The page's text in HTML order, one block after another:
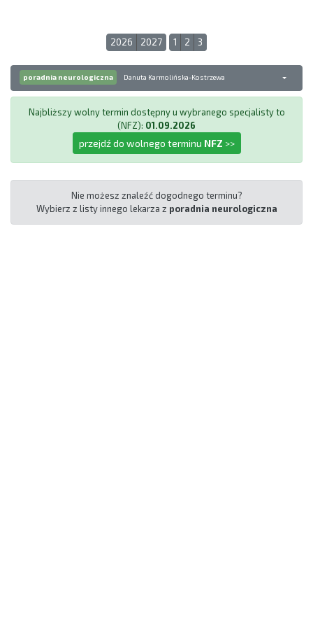
2026 2027 1 2 3
poradnia neurologiczna Danuta Karmolińska-Kostrzewa
Najbliższy wolny termin dostępny u wybranego specjalisty to
(NFZ): 01.09.2026
przejdź do wolnego terminu NFZ >>
Nie możesz znaleźć dogodnego terminu?
Wybierz z listy innego lekarza z poradnia neurologiczna